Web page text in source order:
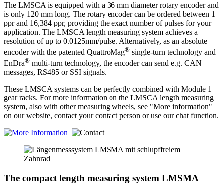
The LMSCA is equipped with a 36 mm diameter rotary encoder and
is only 120 mm long. The rotary encoder can be ordered between 1
ppr and 16,384 ppr, providing the exact number of pulses for your
application. The LMSCA length measuring system achieves a
resolution of up to 0.0125mm/pulse. Alternatively, as an absolute
encoder with the patented QuattroMag® single-turn technology and
EnDra® multi-turn technology, the encoder can send e.g. CAN
messages, RS485 or SSI signals.
These LMSCA systems can be perfectly combined with Module 1
gear racks. For more information on the LMSCA length measuring
system, also with other measuring wheels, see "More information"
on our website, contact your contact person or use our chat function.
The compact length measuring system LMSMA